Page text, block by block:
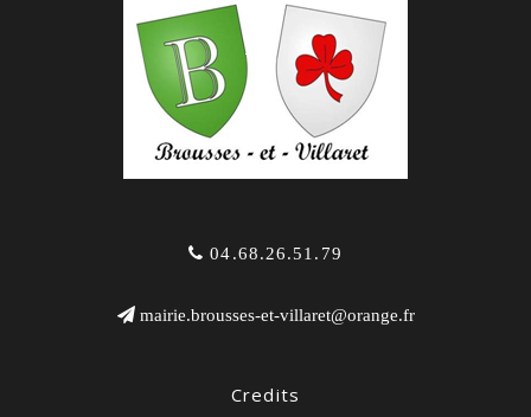
04.68.26.51.79
mairie.brousses-et-villaret@orange.fr
Credits